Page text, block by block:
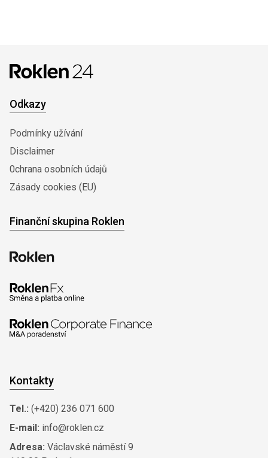
Odkazy
Podmínky užívání
Disclaimer
0chrana osobních údajů
Zásady cookies (EU)
Finanční skupina Roklen
Kontakty
Tel.: (+420) 236 071 600
E-mail: info@roklen.cz
Adresa: Václavské náměstí 9